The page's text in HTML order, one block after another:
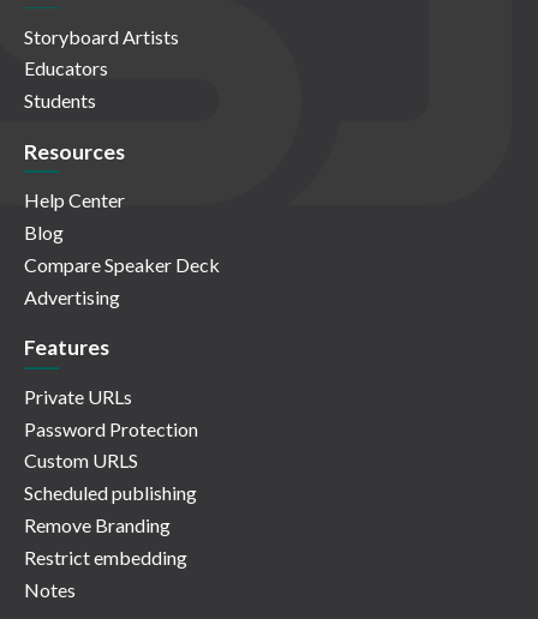
Storyboard Artists
Educators
Students
Resources
Help Center
Blog
Compare Speaker Deck
Advertising
Features
Private URLs
Password Protection
Custom URLS
Scheduled publishing
Remove Branding
Restrict embedding
Notes